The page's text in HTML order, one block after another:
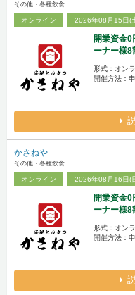
その他・各種飲食
オンライン 2026年08月15日(
開業資金
ーナー様8
形式：オン
開催方法：
かさねや
その他・各種飲食
オンライン 2026年08月16日(
開業資金
ーナー様8
形式：オン
開催方法：